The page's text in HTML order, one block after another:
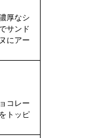
厚なシ
サンド
にアー
コレー
トッピ